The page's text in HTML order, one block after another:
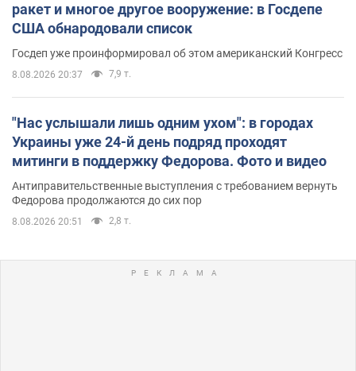
ракет и многое другое вооружение: в Госдепе
США обнародовали список
Госдеп уже проинформировал об этом американский Конгресс
8.08.2026 20:37 7,9 т.
"Нас услышали лишь одним ухом": в городах
Украины уже 24-й день подряд проходят
митинги в поддержку Федорова. Фото и видео
Антиправительственные выступления с требованием вернуть
Федорова продолжаются до сих пор
8.08.2026 20:51 2,8 т.